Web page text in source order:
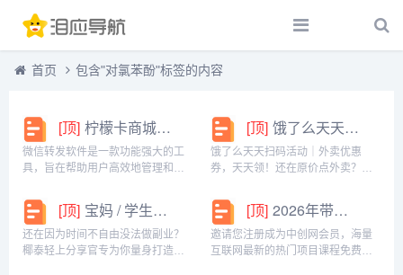
首页 包含"对氯苯酚"标签的内容
[顶] 柠檬卡商城24h自动发卡平台虚拟商品激活码自助购买商城
微信转发软件是一款功能强大的工
具，旨在帮助用户高效地管理和操
能，包括一键转发、朋友圈转发和
微信抢红包等。一键转发软件使得
用户可以轻松地将消息、图片或其
他内容快速转发给多个...
[顶] 饿了么天天扫码活动｜外卖优惠券，天天领！
饿了么天天扫码活动｜外卖优惠
券，天天领！还在原价点外卖？你
码活动」，用微信扫一扫，就能领
外卖专属优惠券，先领券再下单，
省钱更划算！优惠覆盖全场景早餐
汉堡、午餐快餐、晚餐炸...
[顶] 宝妈 / 学生党看过来！椰泰轻上分享官，时间自由，在家也能赚
还在因为时间不自由没法做副业？
椰泰轻上分享官专为你量身打造！
[顶] 2026年带你闷声赚大钱，轻松月赚1000+
邀请您注册成为中创网会员，海量
互联网最新的热门项目课程免费学